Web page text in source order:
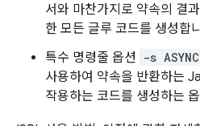
서와 마찬가지로 약속의 결
한 모든 글루 코드를 생성합
특수 명령줄 옵션
-s
사용하여 약속을 반환하는
작용하는 코드를 생성하는